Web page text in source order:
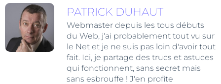
PATRICK DUHAUT
Webmaster depuis les tous débuts
du Web, j'ai probablement tout vu sur
le Net et je ne suis pas loin d'avoir tout
fait. Ici, je partage des trucs et astuces
qui fonctionnent, sans secret mais
sans esbrouffe ! J'en profite